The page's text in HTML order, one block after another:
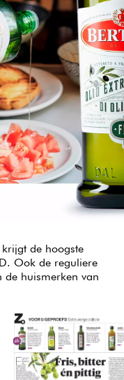
de hoogste
Ook de reguliere
de huismerken van